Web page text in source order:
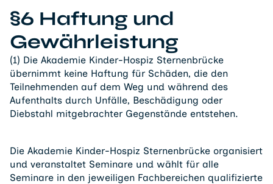
§6 Haftung und
Gewährleistung
(1) Die Akademie Kinder-Hospiz Sternenbrücke
übernimmt keine Haftung für Schäden, die den
Teilnehmenden auf dem Weg und während des
Aufenthalts durch Unfälle, Beschädigung oder
Diebstahl mitgebrachter Gegenstände entstehen.
Die Akademie Kinder-Hospiz Sternenbrücke organisiert
und veranstaltet Seminare und wählt für alle
Seminare in den jeweiligen Fachbereichen qualifizierte